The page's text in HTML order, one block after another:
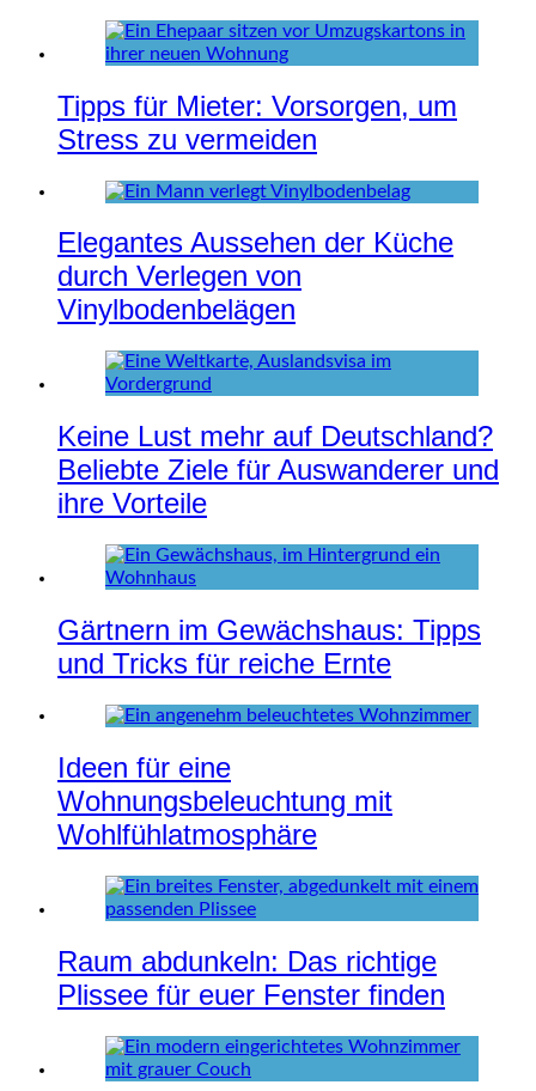
Tipps für Mieter: Vorsorgen, um
Stress zu vermeiden
Elegantes Aussehen der Küche
durch Verlegen von
Vinylbodenbelägen
Keine Lust mehr auf Deutschland?
Beliebte Ziele für Auswanderer und
ihre Vorteile
Gärtnern im Gewächshaus: Tipps
und Tricks für reiche Ernte
Ideen für eine
Wohnungsbeleuchtung mit
Wohlfühlatmosphäre
Raum abdunkeln: Das richtige
Plissee für euer Fenster finden